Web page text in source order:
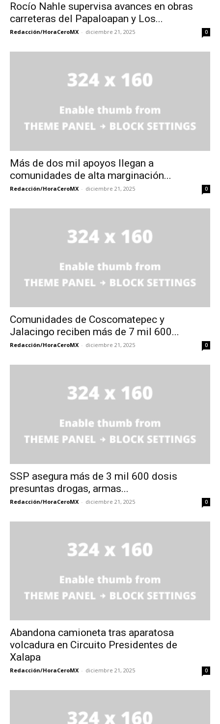
Rocío Nahle supervisa avances en obras
carreteras del Papaloapan y Los...
Redacción/HoraCeroMX - diciembre 21, 2025 0
Más de dos mil apoyos llegan a
comunidades de alta marginación...
Redacción/HoraCeroMX - diciembre 21, 2025 0
Comunidades de Coscomatepec y
Jalacingo reciben más de 7 mil 600...
Redacción/HoraCeroMX - diciembre 21, 2025 0
SSP asegura más de 3 mil 600 dosis
presuntas drogas, armas...
Redacción/HoraCeroMX - diciembre 21, 2025 0
Abandona camioneta tras aparatosa
volcadura en Circuito Presidentes de
Xalapa
Redacción/HoraCeroMX - diciembre 21, 2025 0